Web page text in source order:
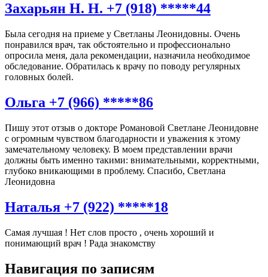
Захарьян Н. Н. +7 (918) *****44
Была сегодня на приеме у Светланы Леонидовны. Очень
понравился врач, так обстоятельно и профессионально
опросила меня, дала рекомендации, назначила необходимое
обследование. Обратилась к врачу по поводу регулярных
головных болей.
Ольга +7 (966) *****86
Пишу этот отзыв о докторе Романовой Светлане Леонидовне
с огромным чувством благодарности и уважения к этому
замечательному человеку. В моем представлении врачи
должны быть именно такими: внимательными, корректными,
глубоко вникающими в проблему. Спасибо, Светлана
Леонидовна
Наталья +7 (922) *****18
Самая лучшая ! Нет слов просто , очень хороший и
понимающий врач ! Рада знакомству
Навигация по записям